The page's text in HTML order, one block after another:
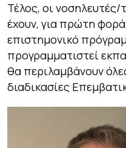
Τέλος, οι
έχουν, για πρώτη
επιστημονικό
προγραμματιστεί
θα περιλαμβάνουν
διαδικασίες